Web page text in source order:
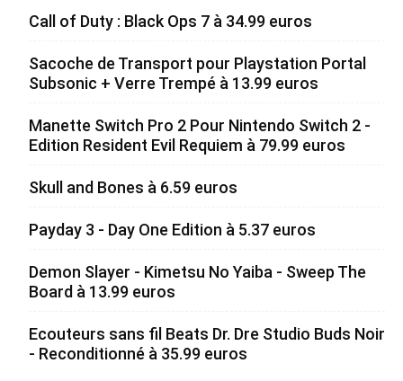
Call of Duty : Black Ops 7 à 34.99 euros
Sacoche de Transport pour Playstation Portal
Subsonic + Verre Trempé à 13.99 euros
Manette Switch Pro 2 Pour Nintendo Switch 2 -
Edition Resident Evil Requiem à 79.99 euros
Skull and Bones à 6.59 euros
Payday 3 - Day One Edition à 5.37 euros
Demon Slayer - Kimetsu No Yaiba - Sweep The
Board à 13.99 euros
Ecouteurs sans fil Beats Dr. Dre Studio Buds Noir
- Reconditionné à 35.99 euros